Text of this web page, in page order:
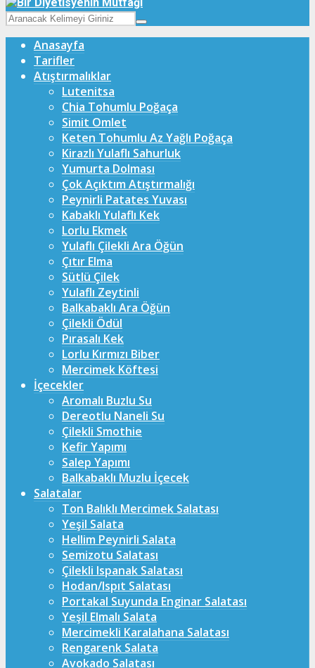
Anasayfa
Tarifler
Atıştırmalıklar
Lutenitsa
Chia Tohumlu Poğaça
Simit Omlet
Keten Tohumlu Az Yağlı Poğaça
Kirazlı Yulaflı Sahurluk
Yumurta Dolması
Çok Açıktım Atıştırmalığı
Peynirli Patates Yuvası
Kabaklı Yulaflı Kek
Lorlu Ekmek
Yulaflı Çilekli Ara Öğün
Çıtır Elma
Sütlü Çilek
Yulaflı Zeytinli
Balkabaklı Ara Öğün
Çilekli Ödül
Pırasalı Kek
Lorlu Kırmızı Biber
Mercimek Köftesi
İçecekler
Aromalı Buzlu Su
Dereotlu Naneli Su
Çilekli Smothie
Kefir Yapımı
Salep Yapımı
Balkabaklı Muzlu İçecek
Salatalar
Ton Balıklı Mercimek Salatası
Yeşil Salata
Hellim Peynirli Salata
Semizotu Salatası
Çilekli Ispanak Salatası
Hodan/Ispıt Salatası
Portakal Suyunda Enginar Salatası
Yeşil Elmalı Salata
Mercimekli Karalahana Salatası
Rengarenk Salata
Avokado Salatası